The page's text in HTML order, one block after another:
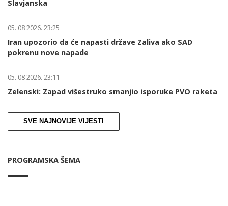
Slavjanska
05. 08 2026. 23:25
Iran upozorio da će napasti države Zaliva ako SAD
pokrenu nove napade
05. 08 2026. 23:11
Zelenski: Zapad višestruko smanjio isporuke PVO raketa
SVE NAJNOVIJE VIJESTI
PROGRAMSKA ŠEMA